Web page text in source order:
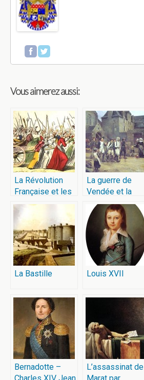
Vous aimerez aussi:
La Révolution
Française et les
femmes
La guerre de
Vendée et la
chouannerie
La Bastille Louis XVII
Bernadotte –
L’assassinat de